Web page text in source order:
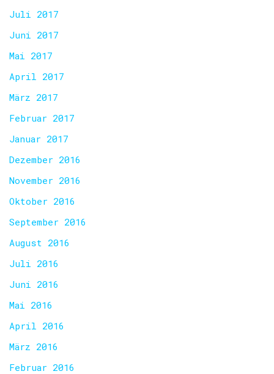
Juli 2017
Juni 2017
Mai 2017
April 2017
März 2017
Februar 2017
Januar 2017
Dezember 2016
November 2016
Oktober 2016
September 2016
August 2016
Juli 2016
Juni 2016
Mai 2016
April 2016
März 2016
Februar 2016